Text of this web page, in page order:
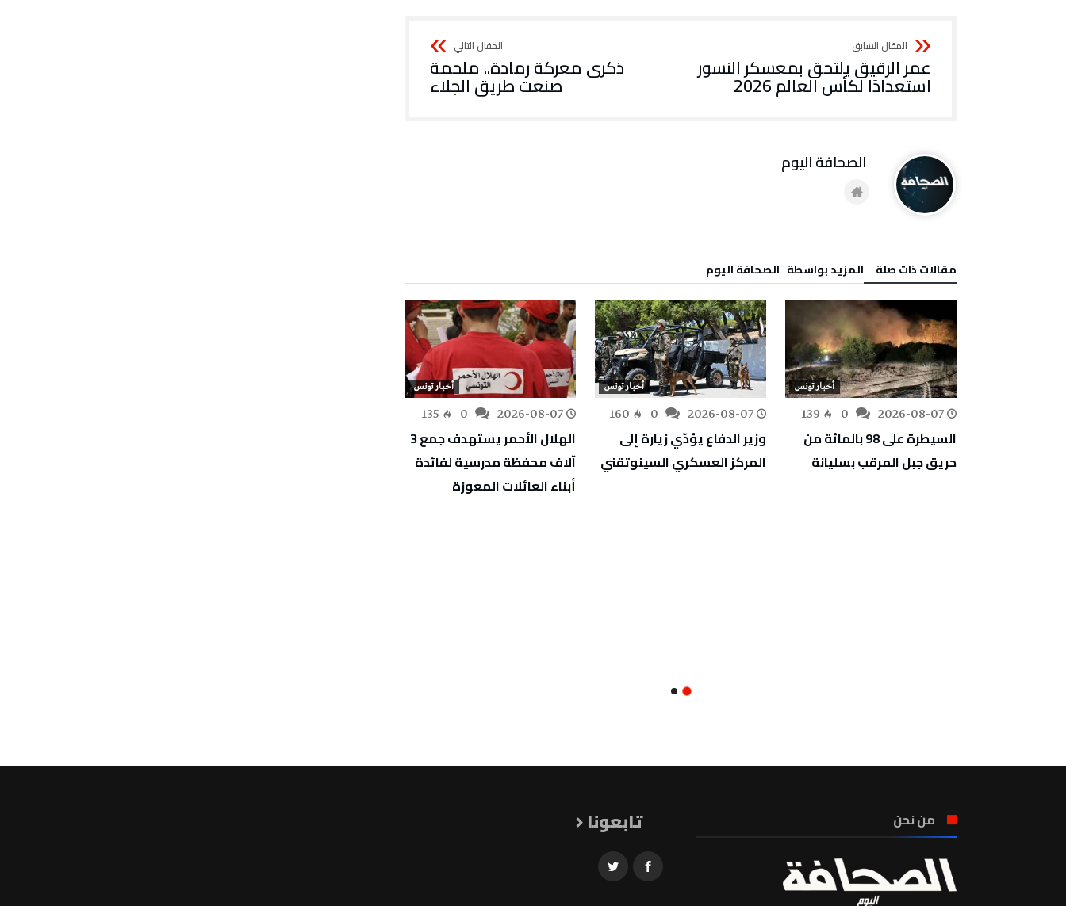
عمر الرقيق يلتحق بمعسكر النسور
استعدادًا لكأس العالم 2026
ذكرى معركة رمادة.. ملحمة
صنعت طريق الجلاء
‫مقالات ذات صلة‬ ‫‫المزيد بواسطة‬ ‬ ‭ ‬الصحافة‭ ‬اليوم
أخبار تونس
2026-08-07
139
السيطرة على 98 بالمائة من
حريق جبل المرقب بسليانة
أخبار تونس
2026-08-07
160
وزير الدفاع يؤدّي زيارة إلى
المركز العسكري السينوتقني
أخبار تونس
2026-08-07
135
الهلال الأحمر يستهدف جمع 3
آلاف محفظة مدرسية لفائدة
أبناء العائلات المعوزة
من نحن تابعونا